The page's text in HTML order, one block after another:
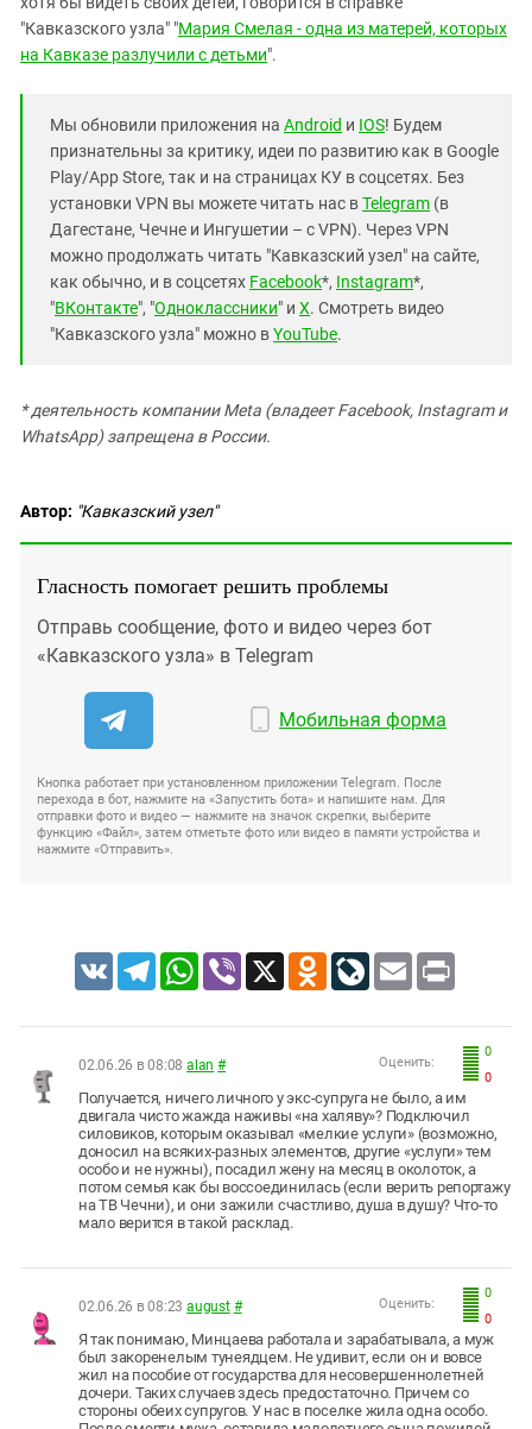
"Кавказского узла" "Мария Смелая - одна из матерей, которых
на Кавказе разлучили с детьми".
Мы обновили приложения на Android и IOS! Будем
признательны за критику, идеи по развитию как в Google
Play/App Store, так и на страницах КУ в соцсетях. Без
установки VPN вы можете читать нас вTelegram (в
Дагестане, Чечне и Ингушетии – с VPN). Через VPN
можно продолжать читать "Кавказский узел" на сайте,
как обычно, и в соцсетях Facebook*, Instagram*,
"ВКонтакте", "Одноклассники" и X. Смотреть видео
"Кавказского узла" можно вYouTube.
* деятельность компании Meta (владеет Facebook, Instagram и
WhatsApp) запрещена в России.
Автор: "Кавказский узел"
Гласность помогает решить проблемы
Отправь сообщение, фото и видео через бот
«Кавказского узла» в Telegram
Мобильная форма
Кнопка работает при установленном приложении Telegram. После
перехода в бот, нажмите на «Запустить бота» и напишите нам. Для
отправки фото и видео — нажмите на значок скрепки, выберите
функцию «Файл», затем отметьте фото или видео в памяти устройства и
нажмите «Отправить».
VK TelegramWhatsApp
Viber X Odnoklassniki
LiveJournal
Email Print
0
0
Оценить:
02.06.26 в 08:08 alan #
Получается, ничего личного у экс-супруга не было, а им
двигала чисто жажда наживы «на халяву»? Подключил
силовиков, которым оказывал «мелкие услуги» (возможно,
доносил на всяких-разных элементов, другие «услуги» тем
особо и не нужны), посадил жену на месяц в околоток, а
потом семья как бы воссоединилась (если верить репортажу
на ТВ Чечни), и они зажили счастливо, душа в душу? Что-то
мало верится в такой расклад.
0
0
Оценить:
02.06.26 в 08:23 august #
Я так понимаю, Минцаева работала и зарабатывала, а муж
был закоренелым тунеядцем. Не удивит, если он и вовсе
жил на пособие от государства для несовершеннолетней
дочери. Таких случаев здесь предостаточно. Причем со
стороны обеих супругов. У нас в поселке жила одна особо.